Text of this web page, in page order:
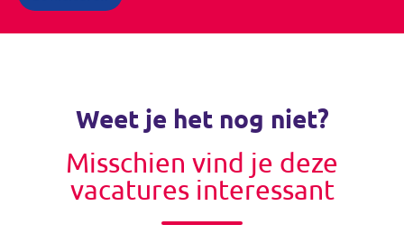
Weet je het nog niet?
Misschien vind je deze
vacatures interessant